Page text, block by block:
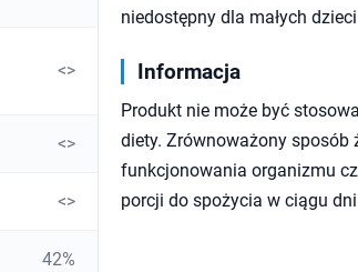
<>
<>
<>
42%
niedostępny dla małych
Informacja
Produkt nie może być
diety. Zrównoważony sposób
funkcjonowania organizmu
porcji do spożycia w ciągu